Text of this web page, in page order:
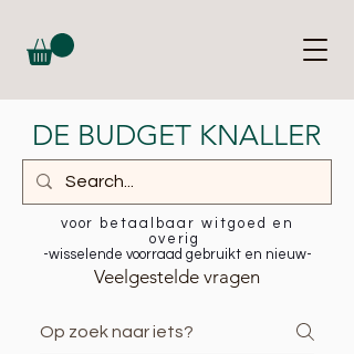
DE BUDGET KNALLER
voor betaalbaar witgoed en
overig
-wisselende voorraad gebruikt en nieuw-
Veelgestelde vragen